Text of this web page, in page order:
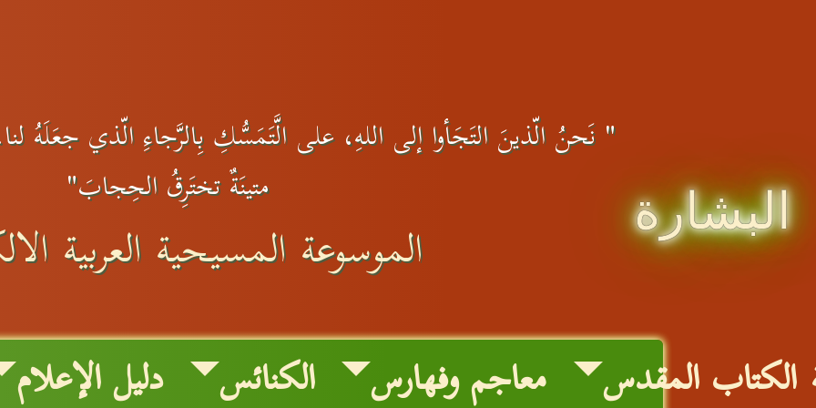
البشارة
" نَحنُ الّذينَ التَجَأوا إلى اللهِ، على الَّتَمَسُّكِ بِالرَّجاءِ الّذي جعَلَهُ
متينَةٌ تختَرِقُ الحِجابَ"
الموسوعة المسيحية العربية
الكتاب المقدس معاجم وفهارس الكنائس دليل الإعلام